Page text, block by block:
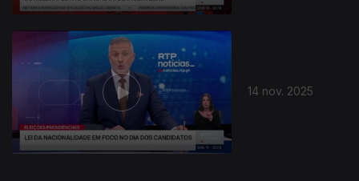
14 nov. 2025